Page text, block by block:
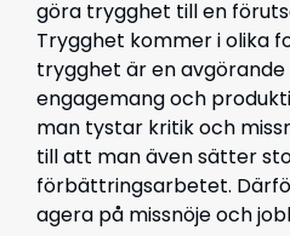
göra trygghet till en
Trygghet kommer i olika
trygghet är en
engagemang och
man tystar kritik och
till att man även sätter
förbättringsarbetet.
agera på missnöje och